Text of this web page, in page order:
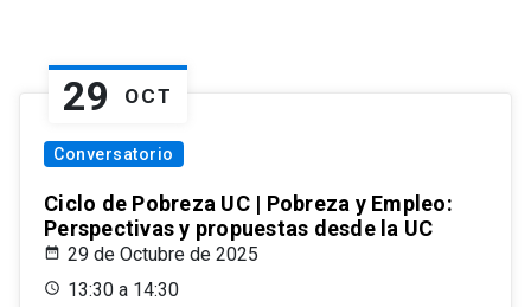
29 OCT
Conversatorio
Ciclo de Pobreza UC | Pobreza y Empleo:
Perspectivas y propuestas desde la UC
29 de Octubre de 2025
13:30 a 14:30